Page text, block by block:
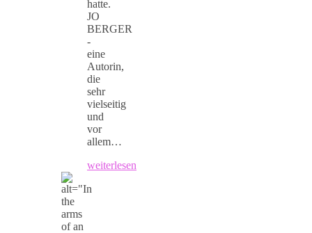
hatte.
JO
BERGER
-
eine
Autorin,
die
sehr
vielseitig
und
vor
allem…
weiterlesen